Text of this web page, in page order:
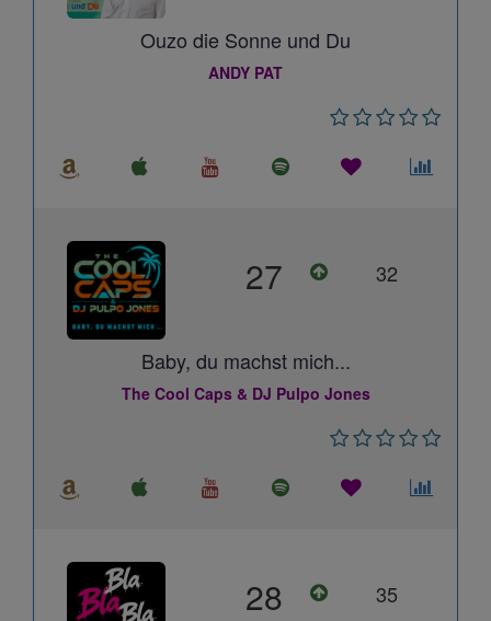
Ouzo die Sonne und Du
ANDY PAT
27 32
Baby, du machst mich...
The Cool Caps & DJ Pulpo Jones
28 35